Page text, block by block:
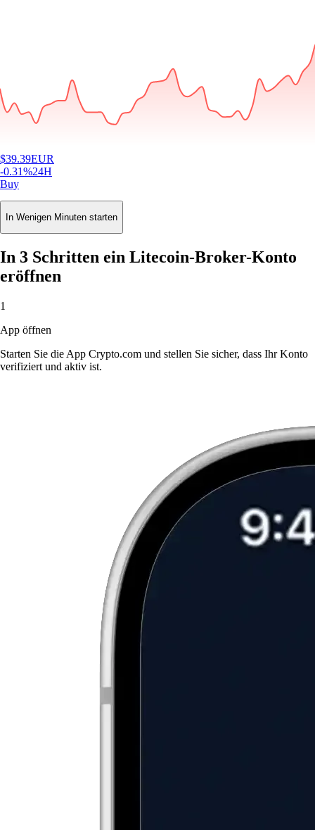
$39.39EUR
-0.31%24H
Buy
In Wenigen Minuten starten
In 3 Schritten ein Litecoin-Broker-Konto
eröffnen
1
App öffnen
Starten Sie die App Crypto.com und stellen Sie sicher, dass Ihr Konto
verifiziert und aktiv ist.